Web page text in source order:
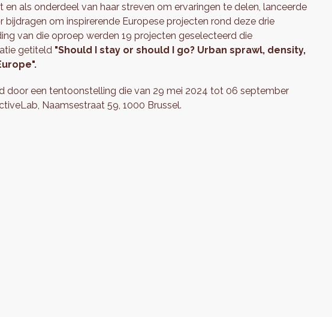
als onderdeel van haar streven om ervaringen te delen, lanceerde
bijdragen om inspirerende Europese projecten rond deze drie
van die oproep werden 19 projecten geselecteerd die
getiteld "Should I stay or should I go? Urban sprawl, density,
door een tentoonstelling die van 29 mei 2024 tot 06 september
Naamsestraat 59, 1000 Brussel.